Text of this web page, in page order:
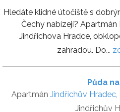
Hledáte klidné útočiště s
Čechy nabízejí? Apartmán
Jindřichova Hradce,
zahradou. Do...
Půda
Apartmán Jindřichův Hradec,
Jindřichův